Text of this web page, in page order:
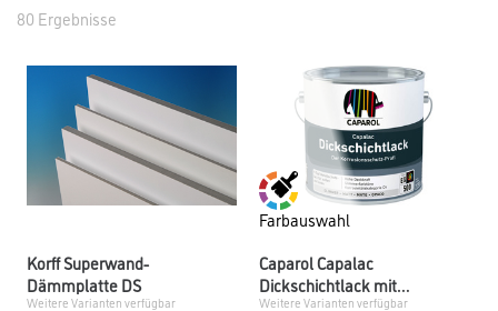
80 Ergebnisse
Korff Superwand-
Dämmplatte DS
Weitere Varianten verfügbar
Farbauswahl
Caparol Capalac
Dickschichtlack mit
Weitere Varianten verfügbar